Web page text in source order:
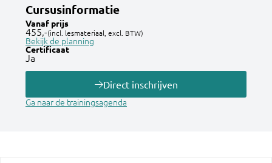
Cursusinformatie
Vanaf prijs
455,-(incl. lesmateriaal, excl. BTW)
Bekijk de planning
Certificaat
Ja
Direct inschrijven
Ga naar de trainingsagenda